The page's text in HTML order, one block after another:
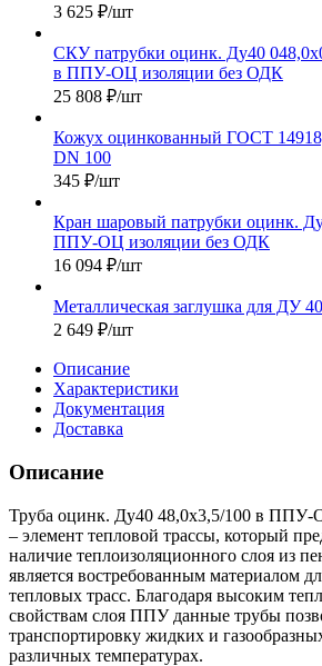
3 625 ₽/шт
СКУ патрубки оцинк. Ду40
в ППУ-ОЦ изоляции без ОДК
25 808 ₽/шт
Кожух оцинкованный ГОСТ
DN 100
345 ₽/шт
Кран шаровый патрубки оцинк.
ППУ-ОЦ изоляции без ОДК
16 094 ₽/шт
Металлическая заглушка для ДУ
2 649 ₽/шт
Описание
Характеристики
Документация
Доставка
Описание
Труба оцинк. Ду40 48,0х3,5/100 в
– элемент тепловой трассы, который
наличие теплоизоляционного слоя из
является востребованным материалом
тепловых трасс. Благодаря высоким
свойствам слоя ППУ данные трубы
транспортировку жидких и
различных температурах.